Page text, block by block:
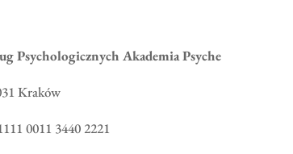
Psychologicznych Akademia Psyche
Kraków
0011 3440 2221